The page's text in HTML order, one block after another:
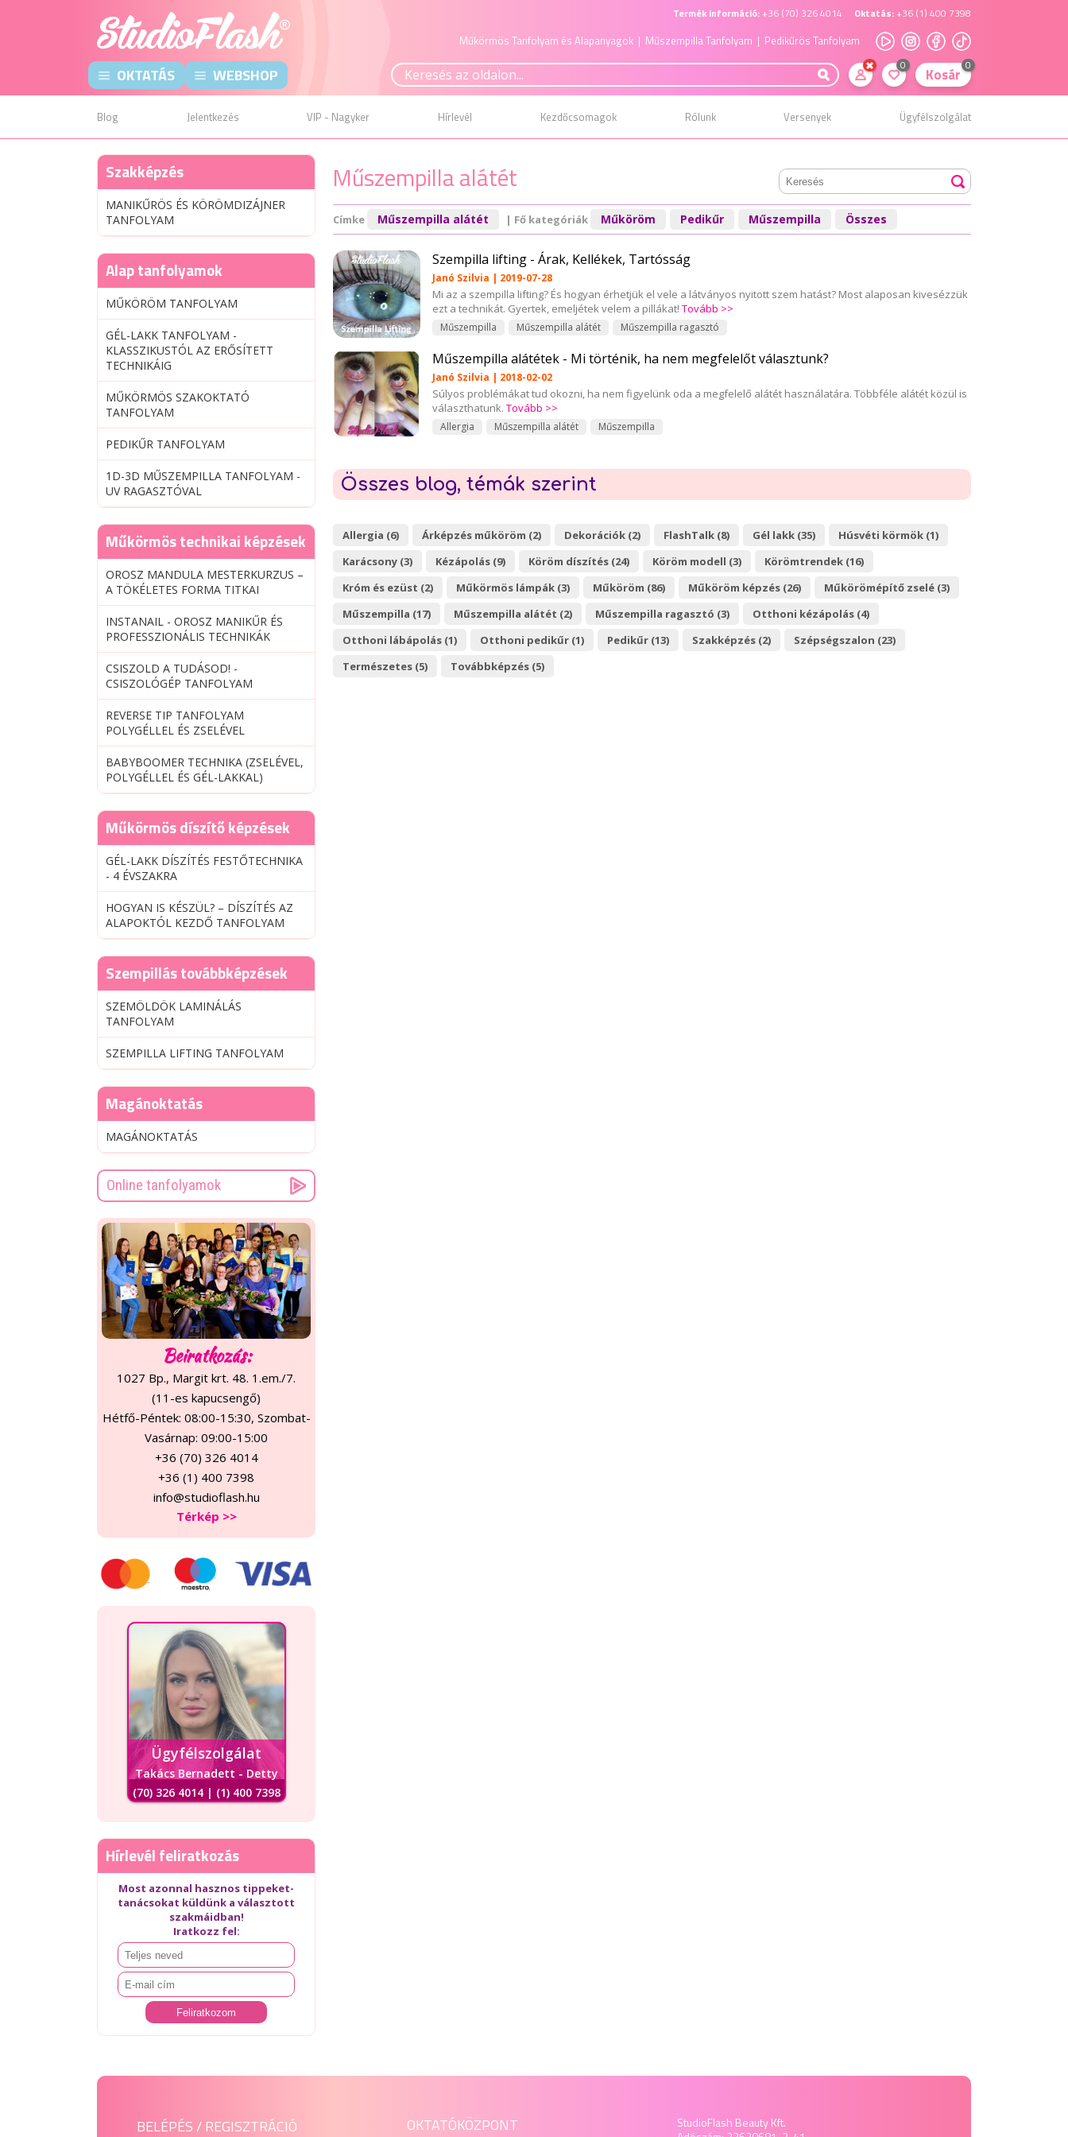
Termék információ: +36 (70) 326 4014 Oktatás: +36 (1) 400 7398
Műkörmös Tanfolyam és Alapanyagok | Műszempilla Tanfolyam | Pedikűrös Tanfolyam
OKTATÁS WEBSHOP 0 Kosár 0
Blog Jelentkezés VIP - Nagyker Hírlevél Kezdőcsomagok Rólunk Versenyek Ügyfélszolgálat
Műszempilla alátét
Címke Műszempilla alátét | Fő kategóriák Műköröm Pedikűr Műszempilla Összes
Szempilla lifting - Árak, Kellékek, Tartósság
Janó Szilvia | 2019-07-28
Mi az a szempilla lifting? És hogyan érhetjük el vele a látványos nyitott szem hatást? Most alaposan kivesézzük
ezt a technikát. Gyertek, emeljétek velem a pillákat! Tovább >>
Műszempilla Műszempilla alátét Műszempilla ragasztó
Műszempilla alátétek - Mi történik, ha nem megfelelőt választunk?
Janó Szilvia | 2018-02-02
Súlyos problémákat tud okozni, ha nem figyelünk oda a megfelelő alátét használatára. Többféle alátét közül is
választhatunk. Tovább >>
Allergia Műszempilla alátét Műszempilla
Összes blog, témák szerint
Allergia (6) Árképzés műköröm (2) Dekorációk (2) FlashTalk (8) Gél lakk (35)
Húsvéti körmök (1)
Karácsony (3)
Kézápolás (9) Köröm díszítés (24) Köröm modell (3)
Körömtrendek (16)
Króm és ezüst (2)
Műkörmös lámpák (3) Műköröm (86) Műköröm képzés (26)
Műkörömépítő zselé (3)
Műszempilla (17)
Műszempilla alátét (2) Műszempilla ragasztó (3)
Otthoni kézápolás (4)
Otthoni lábápolás (1)
Otthoni pedikűr (1) Pedikűr (13) Szakképzés (2)
Szépségszalon (23)
Természetes (5)
Továbbképzés (5)
Szakképzés
MANIKŰRÖS ÉS KÖRÖMDIZÁJNER
TANFOLYAM
Alap tanfolyamok
MŰKÖRÖM TANFOLYAM
GÉL-LAKK TANFOLYAM -
KLASSZIKUSTÓL AZ ERŐSÍTETT
TECHNIKÁIG
MŰKÖRMÖS SZAKOKTATÓ
TANFOLYAM
PEDIKŰR TANFOLYAM
1D-3D MŰSZEMPILLA TANFOLYAM -
UV RAGASZTÓVAL
Műkörmös technikai képzések
OROSZ MANDULA MESTERKURZUS –
A TÖKÉLETES FORMA TITKAI
INSTANAIL - OROSZ MANIKŰR ÉS
PROFESSZIONÁLIS TECHNIKÁK
CSISZOLD A TUDÁSOD! -
CSISZOLÓGÉP TANFOLYAM
REVERSE TIP TANFOLYAM
POLYGÉLLEL ÉS ZSELÉVEL
BABYBOOMER TECHNIKA (ZSELÉVEL,
POLYGÉLLEL ÉS GÉL-LAKKAL)
Műkörmös díszítő képzések
GÉL-LAKK DÍSZÍTÉS FESTŐTECHNIKA
- 4 ÉVSZAKRA
HOGYAN IS KÉSZÜL? – DÍSZÍTÉS AZ
ALAPOKTÓL KEZDŐ TANFOLYAM
Szempillás továbbképzések
SZEMÖLDÖK LAMINÁLÁS
TANFOLYAM
SZEMPILLA LIFTING TANFOLYAM
Magánoktatás
MAGÁNOKTATÁS
Online tanfolyamok
Beiratkozás:
1027 Bp., Margit krt. 48. 1.em./7.
(11-es kapucsengő)
Hétfő-Péntek: 08:00-15:30, Szombat-
Vasárnap: 09:00-15:00
+36 (70) 326 4014
+36 (1) 400 7398
info@studioflash.hu
Térkép >>
Ügyfélszolgálat
Takács Bernadett - Detty
(70) 326 4014 | (1) 400 7398
Hírlevél feliratkozás
Most azonnal hasznos tippeket-
tanácsokat küldünk a választott
szakmáidban!
Iratkozz fel:
BELÉPÉS / REGISZTRÁCIÓ OKTATÓKÖZPONT
StudioFlash Beauty Kft.